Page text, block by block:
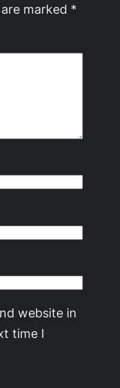
marked *
website in
time I